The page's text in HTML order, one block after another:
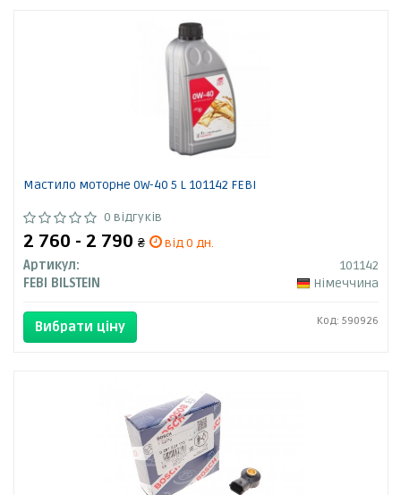
Мастило моторне 0W-40 5 L 101142 FEBI
0 відгуків
2 760 - 2 790 ₴
від 0 дн.
Артикул:
101142
FEBI BILSTEIN
Німеччина
Вибрати ціну Код: 590926